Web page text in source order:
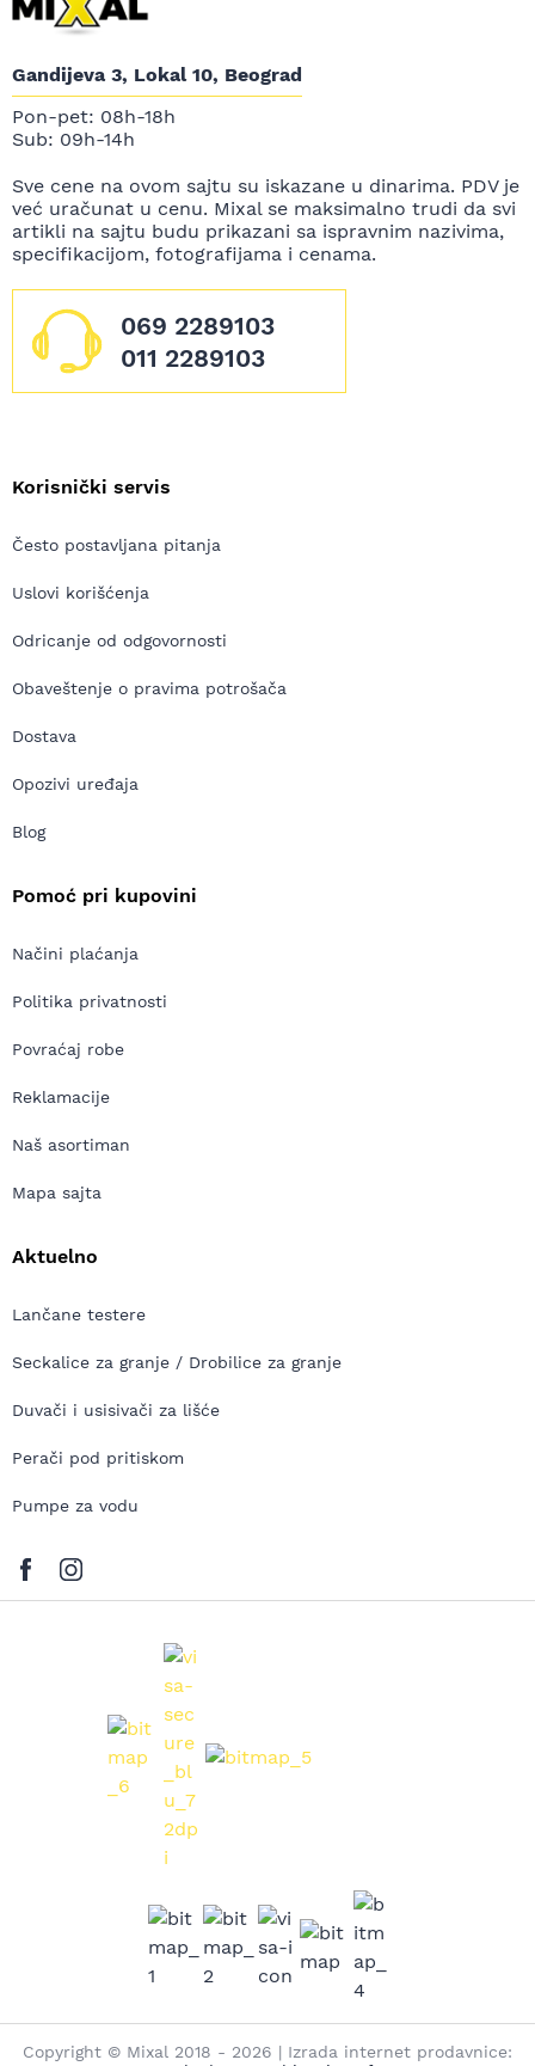
Gandijeva 3, Lokal 10, Beograd
Pon-pet: 08h-18h
Sub: 09h-14h
Sve cene na ovom sajtu su iskazane u dinarima. PDV je
već uračunat u cenu. Mixal se maksimalno trudi da svi
artikli na sajtu budu prikazani sa ispravnim nazivima,
specifikacijom, fotografijama i cenama.
069 2289103
011 2289103
Korisnički servis
Često postavljana pitanja
Uslovi korišćenja
Odricanje od odgovornosti
Obaveštenje o pravima potrošača
Dostava
Opozivi uređaja
Blog
Pomoć pri kupovini
Načini plaćanja
Politika privatnosti
Povraćaj robe
Reklamacije
Naš asortiman
Mapa sajta
Aktuelno
Lančane testere
Seckalice za granje / Drobilice za granje
Duvači i usisivači za lišće
Perači pod pritiskom
Pumpe za vodu
Copyright © Mixal 2018 - 2026 | Izrada internet prodavnice: